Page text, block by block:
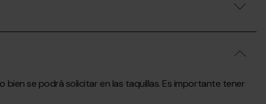
se podrá solicitar en las taquillas. Es importante tener